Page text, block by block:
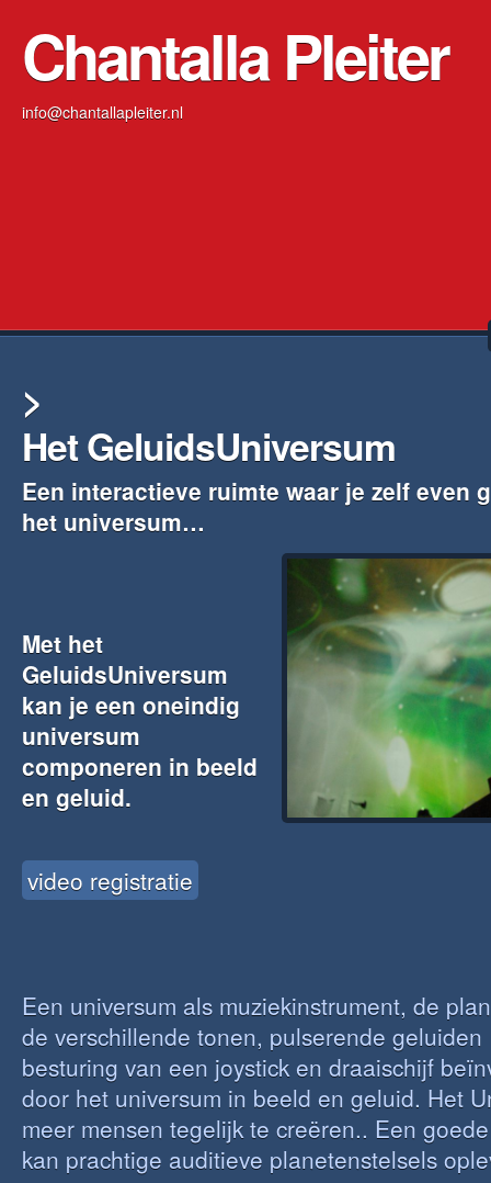
Chantalla Pleiter
info@chantallapleiter.nl
>
Het GeluidsUniversum
Een interactieve ruimte waar je zelf even
het universum…
Met het
GeluidsUniversum
kan je een oneindig
universum
componeren in beeld
en geluid.
video registratie
Een universum als muziekinstrument, de
de verschillende tonen, pulserende
besturing van een joystick en draaischijf
door het universum in beeld en geluid. Het
meer mensen tegelijk te creëren.. Een
kan prachtige auditieve planetenstelsels